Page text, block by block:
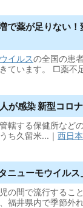
で薬が足りない
イルスの全国の患
ています。 □薬不
が感染 新型コロ
轄する保健所など
ち久留米...｜ 西日本
ニューモウイルス
の間で流行するこ
福井県内で季節外